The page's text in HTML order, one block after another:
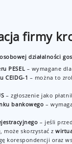
firmy
działalności
PESEL – wymagane
CEIDG-1 – można to
– zgłoszenie jako
bankowego –
– jeśli
może skorzystać z
korespondencji oraz